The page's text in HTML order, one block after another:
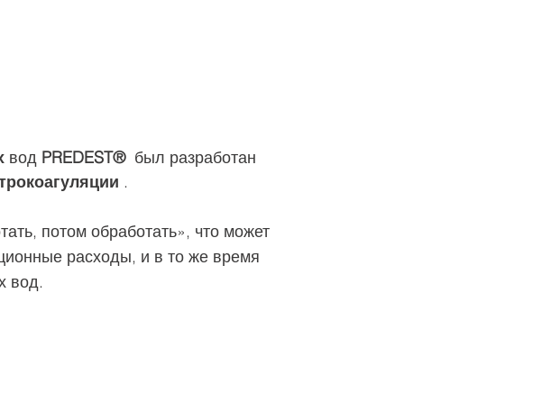
вод PREDEST® был разработан
.
потом обработать», что может
расходы, и в то же время
вод.